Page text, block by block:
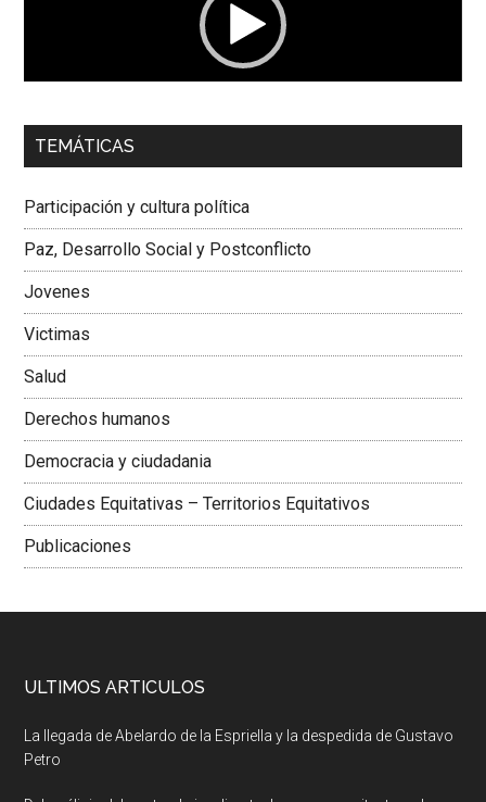
00:00 01:04
Dra. Carolina Corcho Mejía,Presidenta Corporación
Colombiana
TEMÁTICAS
Participación y cultura política
Paz, Desarrollo Social y Postconflicto
Jovenes
Victimas
Salud
Derechos humanos
Democracia y ciudadania
Ciudades Equitativas – Territorios Equitativos
Publicaciones
ULTIMOS ARTICULOS
La llegada de Abelardo de la Espriella y la despedida de Gustavo
Petro